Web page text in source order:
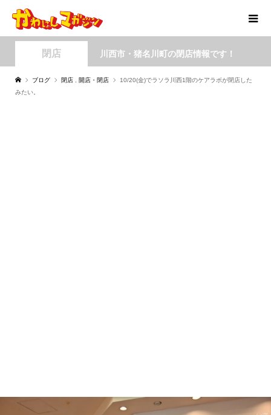
閉店 川西市・猪名川町の閉店情報です！
ブログ 閉店 開店・閉店
10/20(金)でラソラ川西1階のケアラボが閉店した
みたい。